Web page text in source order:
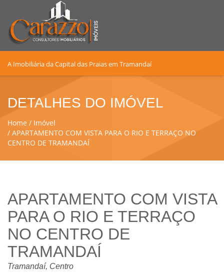
A Imobiliária da Capital das Praias em Tramandaí
DETALHES DO IMÓVEL
Home
Imóvel
APARTAMENTO COM VISTA PARA O RIO E TERRAÇO NO
CENTRO DE TRAMANDAÍ
APARTAMENTO COM VISTA
PARA O RIO E TERRAÇO
NO CENTRO DE
TRAMANDAÍ
Tramandaí, Centro